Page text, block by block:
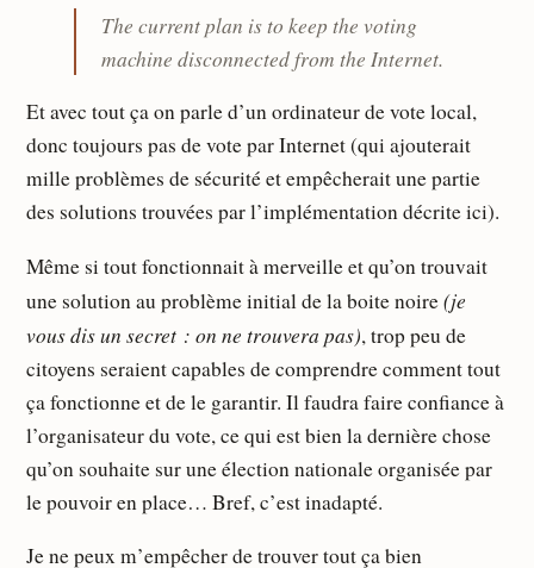
The current plan is to keep the voting
machine disconnected from the Internet.
Et avec tout ça on parle d’un ordinateur de vote local,
donc toujours pas de vote par Internet (qui ajouterait
mille problèmes de sécurité et empêcherait une partie
des solutions trouvées par l’implémentation décrite ici).
Même si tout fonctionnait à merveille et qu’on trouvait
une solution au problème initial de la boite noire(je
vous dis un secret : on ne trouvera pas), trop peu de
citoyens seraient capables de comprendre comment tout
ça fonctionne et de le garantir. Il faudra faire confiance à
l’organisateur du vote, ce qui est bien la dernière chose
qu’on souhaite sur une élection nationale organisée par
le pouvoir en place… Bref, c’est inadapté.
Je ne peux m’empêcher de trouver tout ça bien